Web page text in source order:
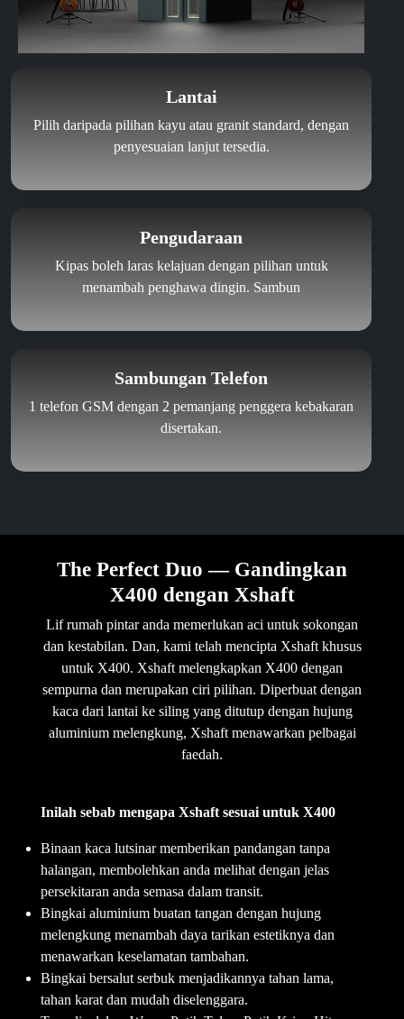
Lantai
Pilih daripada pilihan kayu atau granit standard, dengan
penyesuaian lanjut tersedia.
Pengudaraan
Kipas boleh laras kelajuan dengan pilihan untuk
menambah penghawa dingin. Sambun
Sambungan Telefon
1 telefon GSM dengan 2 pemanjang penggera kebakaran
disertakan.
The Perfect Duo — Gandingkan
X400 dengan Xshaft
Lif rumah pintar anda memerlukan aci untuk sokongan
dan kestabilan. Dan, kami telah mencipta Xshaft khusus
untuk X400. Xshaft melengkapkan X400 dengan
sempurna dan merupakan ciri pilihan. Diperbuat dengan
kaca dari lantai ke siling yang ditutup dengan hujung
aluminium melengkung, Xshaft menawarkan pelbagai
faedah.
Inilah sebab mengapa Xshaft sesuai untuk X400
Binaan kaca lutsinar memberikan pandangan tanpa
halangan, membolehkan anda melihat dengan jelas
persekitaran anda semasa dalam transit.
Bingkai aluminium buatan tangan dengan hujung
melengkung menambah daya tarikan estetiknya dan
menawarkan keselamatan tambahan.
Bingkai bersalut serbuk menjadikannya tahan lama,
tahan karat dan mudah diselenggara.